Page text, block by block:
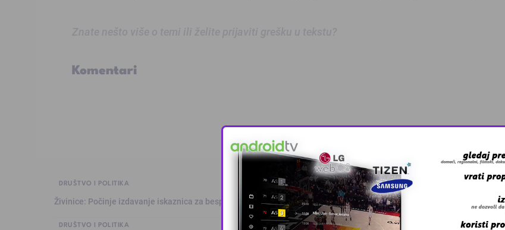
Komentari
DRUŠTVO I POLITIKA
Živinice: Počinje izdavanje iskaznica za besplatan prevoz
DRUŠTVO I POLITIKA